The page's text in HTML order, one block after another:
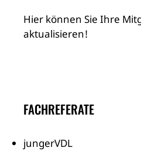
Hier können Sie Ihre
aktualisieren!
FACHREFERATE
jungerVDL